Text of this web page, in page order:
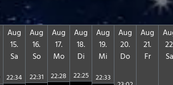
Aug
15.
Sa
22:34
Aug
16.
So
22:31
Aug
17.
Mo
22:28
Aug
18.
Di
22:25
Aug
19.
Mi
22:33
Aug
20.
Do
Aug
21.
Fr
Sa